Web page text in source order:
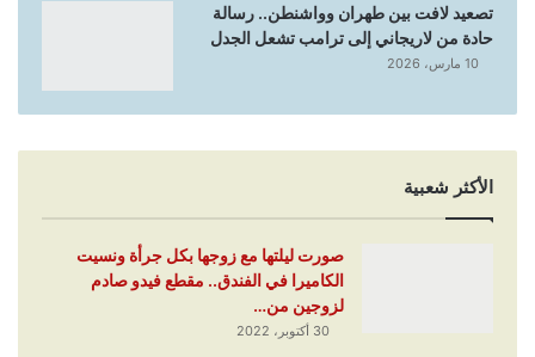
تصعيد لافت بين طهران وواشنطن.. رسالة
حادة من لاريجاني إلى ترامب تشعل الجدل
10 مارس، 2026
الأكثر شعبية
صورت ليلتها مع زوجها بكل جرأة ونسيت
الكاميرا في الفندق.. مقطع فيدو صادم
لزوجين من…
30 أكتوبر، 2022